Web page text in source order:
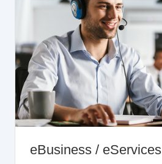
eBusiness / eServices